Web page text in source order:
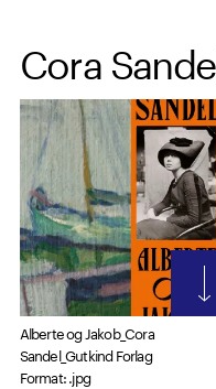
Cora
Alberte og Jakob_Cora
Sandel_Gutkind Forlag
Format: .jpg